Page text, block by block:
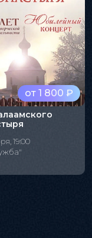
от 1 800 ₽
19:00